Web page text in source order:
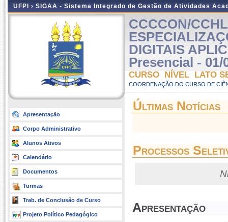
UFPI › SIGAA - Sistema Integrado de Gestão de Atividades
Apresentação
Corpo Administrativo
Alunos Ativos
Calendário
Documentos
Turmas
Trab. de Conclusão de Curso
Projeto Político Pedagógico
CCCCON/
DIGITAIS
Presencial - 01/
CURSO NÍVEL LATO
COORDENAÇÃO DO CURSO DE
Últimas Notícias
Processos
Apresentação